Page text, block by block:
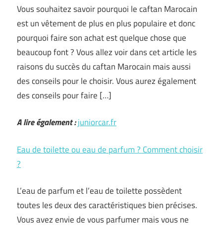
Vous souhaitez savoir pourquoi le caftan Marocain
est un vêtement de plus en plus populaire et donc
pourquoi faire son achat est quelque chose que
beaucoup font ? Vous allez voir dans cet article les
raisons du succès du caftan Marocain mais aussi
des conseils pour le choisir. Vous aurez également
des conseils pour faire […]
A lire également :juniorcar.fr
Eau de toilette ou eau de parfum ? Comment choisir
?
L’eau de parfum et l’eau de toilette possèdent
toutes les deux des caractéristiques bien précises.
Vous avez envie de vous parfumer mais vous ne